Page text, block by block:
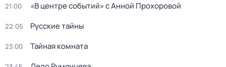
21:00 «В центре событий» с Анной Прохоровой
22:05 Русские тайны
23:00 Тайная комната